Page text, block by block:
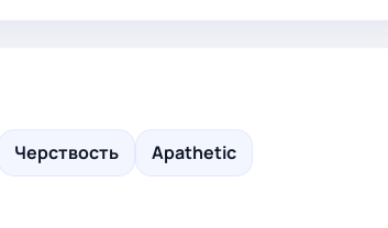
Черствость
Apathetic